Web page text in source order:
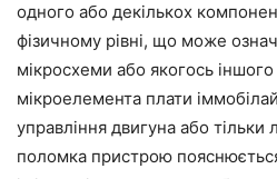
одного або декількох
фізичному рівні, що може
мікросхеми або якогось
мікроелемента плати
управління двигуна або
поломка пристрою